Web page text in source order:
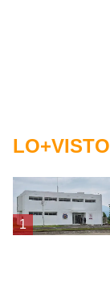
LO+VISTO
1